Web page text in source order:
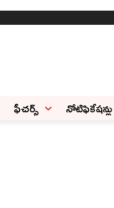
ఫీచ‌ర్స్ ‌ నోటిఫికేషన్లు